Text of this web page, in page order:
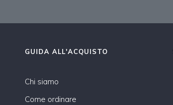
GUIDA ALL'ACQUISTO
Chi siamo
Come ordinare